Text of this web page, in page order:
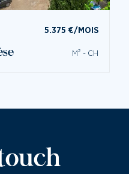
5.375 €/MOIS
M² - CH